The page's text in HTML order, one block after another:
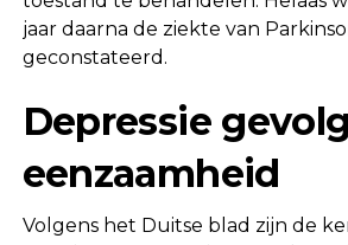
jaar daarna de ziekte van
geconstateerd.
Depressie
eenzaamheid
Volgens het Duitse blad zijn de